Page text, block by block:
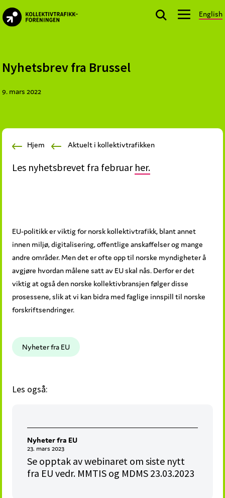
Skip
to
Skip
to
Skip
to
English
offentlige
markedsfører
kollektivtrafikk-
Nyhetsbrev fra Brussel
9. mars 2022
Hjem Aktuelt i kollektivtrafikken
Les nyhetsbrevet fra februar her.
EU-politikk er viktig for norsk kollektivtrafikk, blant annet
innen miljø, digitalisering, offentlige anskaffelser og mange
andre områder. Men det er ofte opp til norske myndigheter å
avgjøre hvordan målene satt av EU skal nås. Derfor er det
viktig at også den norske kollektivbransjen følger disse
prosessene, slik at vi kan bidra med faglige innspill til norske
forskriftsendringer.
Nyheter fra EU
Les også:
Nyheter fra EU
23. mars 2023
Se opptak av webinaret om siste nytt
fra EU vedr. MMTIS og MDMS 23.03.2023